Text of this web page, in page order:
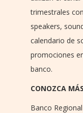
trimestrales
speakers,
calendario de
promociones
banco.
CONOZCA MÁS
Banco